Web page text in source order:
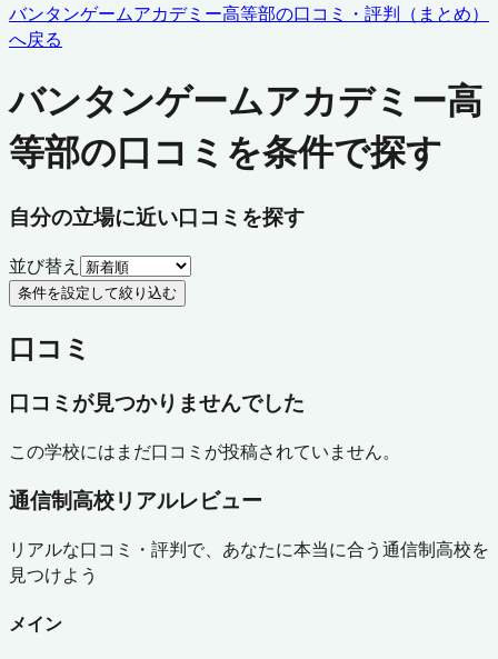
バンタンゲームアカデミー高等部の口コミ・評判（まとめ）
へ戻る
バンタンゲームアカデミー高
等部の口コミを条件で探す
自分の立場に近い口コミを探す
並び替え
条件を設定して絞り込む
口コミ
口コミが見つかりませんでした
この学校にはまだ口コミが投稿されていません。
通信制高校リアルレビュー
リアルな口コミ・評判で、あなたに本当に合う通信制高校を
見つけよう
メイン